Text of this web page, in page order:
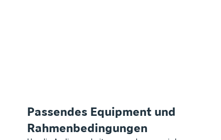
Passendes Equipment und
Rahmenbedingungen